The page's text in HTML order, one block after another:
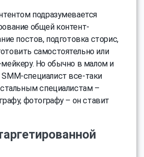
подразумевается
общей контент-
постов, подготовка сторис,
самостоятельно или
Но обычно в малом и
специалист все-таки
специалистам –
фотографу – он ставит